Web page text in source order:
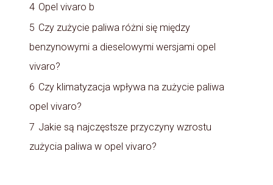
4 Opel vivaro b
5 Czy zużycie paliwa różni się między
benzynowymi a dieselowymi wersjami opel
vivaro?
6 Czy klimatyzacja wpływa na zużycie paliwa
opel vivaro?
7 Jakie są najczęstsze przyczyny wzrostu
zużycia paliwa w opel vivaro?